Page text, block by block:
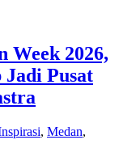
Week 2026,
Jadi Pusat
, Medan,